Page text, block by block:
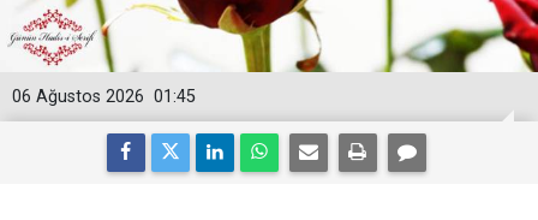
01:45
06 Ağustos 2026